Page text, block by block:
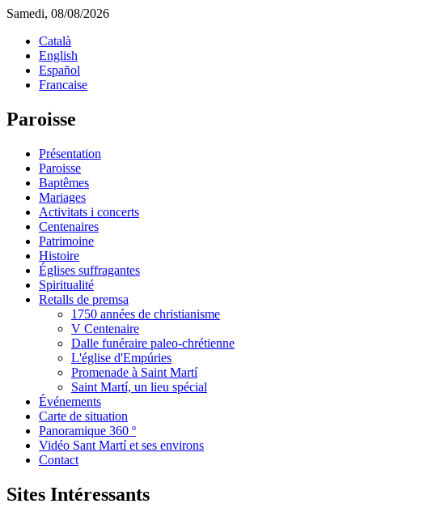
Samedi, 08/08/2026
Català
English
Español
Francaise
Paroisse
Présentation
Paroisse
Baptêmes
Mariages
Activitats i concerts
Centenaires
Patrimoine
Histoire
Églises suffragantes
Spiritualité
Retalls de premsa
1750 années de christianisme
V Centenaire
Dalle funéraire paleo-chrétienne
L'église d'Empúries
Promenade à Saint Martí
Saint Martí, un lieu spécial
Événements
Carte de situation
Panoramique 360 º
Vidéo Sant Martí et ses environs
Contact
Sites Intéressants